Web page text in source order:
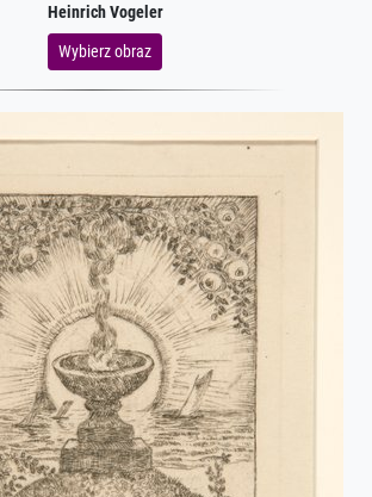
Heinrich Vogeler
Wybierz obraz